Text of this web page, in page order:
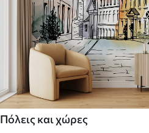
Πόλεις και χώρες